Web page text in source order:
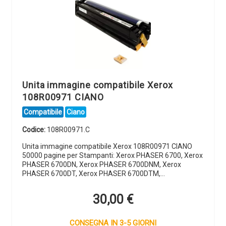
Unita immagine compatibile Xerox
108R00971 CIANO
Compatibile Ciano
Codice: 108R00971.C
Unita immagine compatibile Xerox 108R00971 CIANO
50000 pagine per Stampanti: Xerox PHASER 6700, Xerox
PHASER 6700DN, Xerox PHASER 6700DNM, Xerox
PHASER 6700DT, Xerox PHASER 6700DTM,…
30,00 €
CONSEGNA IN 3-5 GIORNI